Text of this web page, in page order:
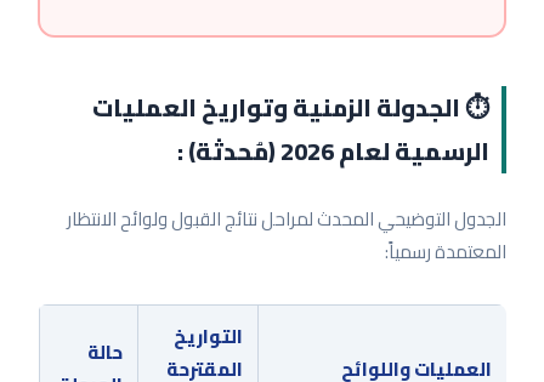
⏱️ الجدولة الزمنية وتواريخ العمليات
الرسمية لعام 2026 (مُحدثة) :
الجدول التوضيحي المحدث لمراحل نتائج القبول ولوائح الانتظار
المعتمدة رسمياً:
العمليات واللوائح
التواريخ
المقترحة
حالة